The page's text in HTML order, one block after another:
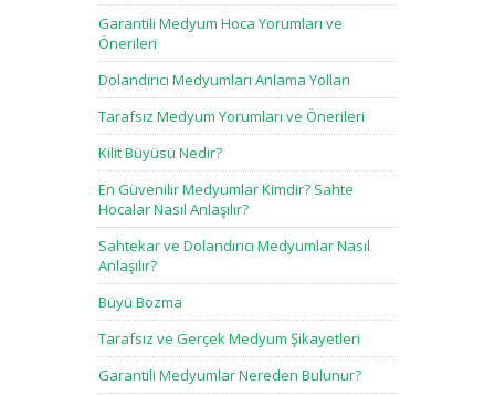
Garantili Medyum Hoca Yorumları ve
Önerileri
Dolandırıcı Medyumları Anlama Yolları
Tarafsız Medyum Yorumları ve Önerileri
Kilit Büyüsü Nedir?
En Güvenilir Medyumlar Kimdir? Sahte
Hocalar Nasıl Anlaşılır?
Sahtekar ve Dolandırıcı Medyumlar Nasıl
Anlaşılır?
Büyü Bozma
Tarafsız ve Gerçek Medyum Şikayetleri
Garantili Medyumlar Nereden Bulunur?